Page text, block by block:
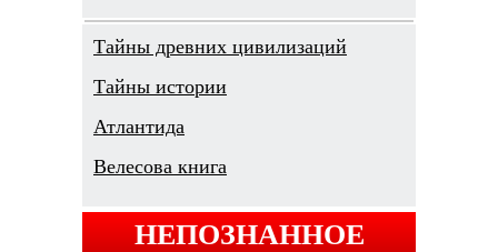
Тайны древних цивилизаций
Тайны истории
Атлантида
Велесова книга
НЕПОЗНАННОЕ